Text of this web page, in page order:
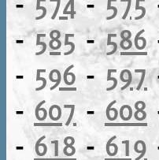
-585-586
- 596 - 597
- 607- 608
-618-619